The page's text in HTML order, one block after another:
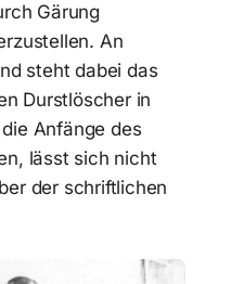
Gärung
An
steht dabei das
Durstlöscher in
Anfänge des
lässt sich nicht
der schriftlichen